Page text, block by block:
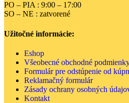
PO – PIA : 9:00 – 17:00
SO – NE : zatvorené
Užitočné informácie:
Eshop
Všeobecné obchodné
Formulár pre odstúpenie od
Reklamačný formulár
Zásady ochrany osobných
Kontakt